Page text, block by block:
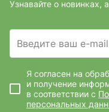
Узнавайте о новинках,
Введите ваш e-mail
Я согласен на
и получение
в соответствии с
персональных